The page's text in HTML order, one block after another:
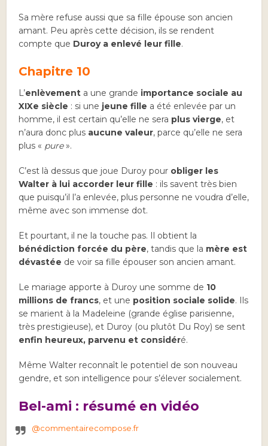
Sa mère refuse aussi que sa fille épouse son ancien
amant. Peu après cette décision, ils se rendent
compte que Duroy a enlevé leur fille.
Chapitre 10
L’enlèvement a une grande importance sociale au
XIXe siècle : si une jeune fille a été enlevée par un
homme, il est certain qu’elle ne sera plus vierge, et
n’aura donc plus aucune valeur, parce qu’elle ne sera
plus « pure».
C’est là dessus que joue Duroy pour obliger les
Walter à lui accorder leur fille : ils savent très bien
que puisqu’il l’a enlevée, plus personne ne voudra d’elle,
même avec son immense dot.
Et pourtant, il ne la touche pas. Il obtient la
bénédiction forcée du père, tandis que la mère est
dévastée de voir sa fille épouser son ancien amant.
Le mariage apporte à Duroy une somme de 10
millions de francs, et une position sociale solide. Ils
se marient à la Madeleine (grande église parisienne,
très prestigieuse), et Duroy (ou plutôt Du Roy) se sent
enfin heureux, parvenu et considéré.
Même Walter reconnaît le potentiel de son nouveau
gendre, et son intelligence pour s’élever socialement.
Bel-ami : résumé en vidéo
@commentairecompose.fr